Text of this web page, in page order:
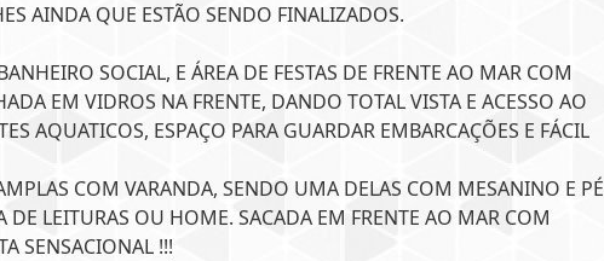
AINDA QUE ESTÃO SENDO FINALIZADOS.
SOCIAL, E ÁREA DE FESTAS DE FRENTE AO MAR COM
EM VIDROS NA FRENTE, DANDO TOTAL VISTA E ACESSO AO
AQUATICOS, ESPAÇO PARA GUARDAR EMBARCAÇÕES E FÁCIL
COM VARANDA, SENDO UMA DELAS COM MESANINO E PÉ
DE LEITURAS OU HOME. SACADA EM FRENTE AO MAR COM
SENSACIONAL !!!